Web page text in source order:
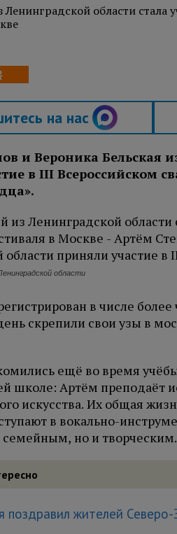
Ленинградской области стала
на нас
и Вероника Бельская
в III Всероссийском
области
в числе
скрепили свои узы в
ещё во время
школе: Артём преподаёт
искусства. Их общая
в вокально-
семейным, но и творческим.
поздравил жителей